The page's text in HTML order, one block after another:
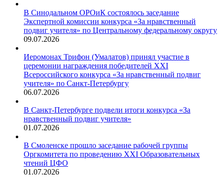
В Синодальном ОРОиК состоялось заседание
Экспертной комиссии конкурса «За нравственный
подвиг учителя» по Центральному федеральному округу
09.07.2026
Иеромонах Трифон (Умалатов) принял участие в
церемонии награждения победителей XXI
Всероссийского конкурса «За нравственный подвиг
учителя» по Санкт-Петербургу
06.07.2026
В Санкт-Петербурге подвели итоги конкурса «За
нравственный подвиг учителя»
01.07.2026
В Смоленске прошло заседание рабочей группы
Оргкомитета по проведению XXI Образовательных
чтений ЦФО
01.07.2026